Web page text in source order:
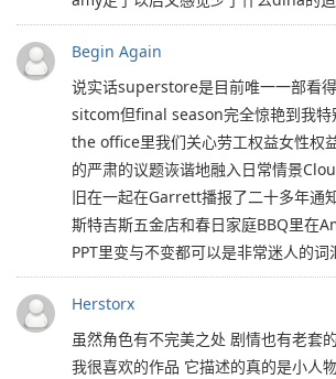
Begin Again
说实话superstore是目前唯一一部看
sitcom但final season完全惊艳到我特
the office里我们关心劳工权益女性权
的严肃的议题诙谐地融入日常情景
旧在一起在Garrett播报了二十多年通
斯特吉斯五金店和春日家庭BBQ里在
PPT里变与不变都可以是非常迷人的
Herstorx
虽然角色有不完美之处 剧情也有老套
我很喜欢的作品 它描述的真的是小人